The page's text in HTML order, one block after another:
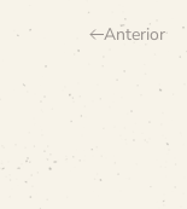
Anterior